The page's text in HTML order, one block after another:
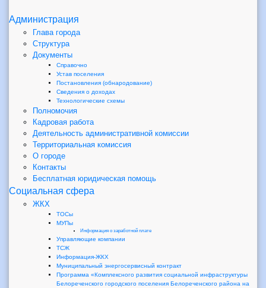
Администрация
Глава города
Структура
Документы
Справочно
Устав поселения
Постановления (обнародование)
Сведения о доходах
Технологические схемы
Полномочия
Кадровая работа
Деятельность административной комиссии
Территориальная комиссия
О городе
Контакты
Бесплатная юридическая помощь
Социальная сфера
ЖКХ
ТОСы
МУПы
Информация о заработной плате
Управляющие компании
ТСЖ
Информация-ЖКХ
Муниципальный энергосервисный контракт
Программа «Комплексного развития социальной инфраструктуры
Белореченского городского поселения Белореченского района на